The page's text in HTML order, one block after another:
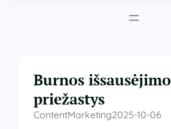
Burnos išsausėjimo
priežastys
ContentMarketing2025-10-06